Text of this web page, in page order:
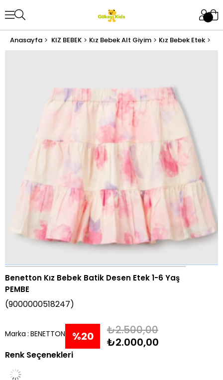
Anasayfa KIZ BEBEK Kız Bebek Alt Giyim Kız Bebek Etek
Benetton Kız Bebek Batik Desen Etek 1-6 Yaş
PEMBE
(9000000518247)
Marka : BENETTON %20
İndirim
₺2.500,00
₺2.000,00
Renk Seçenekleri